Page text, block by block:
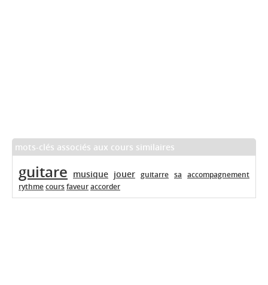
mots-clés associés aux cours similaires
guitare musique jouer guitarre sa accompagnement
rythmecoursfaveuraccorder